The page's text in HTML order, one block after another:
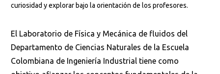
curiosidad y explorar bajo la orientación de los profesores.
El Laboratorio de Física y Mecánica de fluidos del
Departamento de Ciencias Naturales de la Escuela
Colombiana de Ingeniería Industrial tiene como